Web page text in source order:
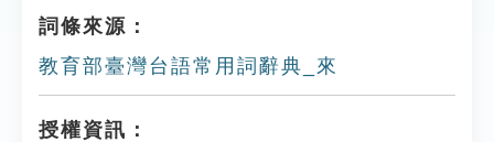
詞條來源：
教育部臺灣台語常用詞辭典_來
授權資訊：